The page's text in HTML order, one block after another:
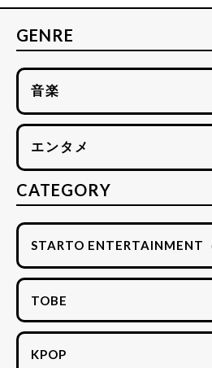
GENRE
音楽
エンタメ
CATEGORY
STARTO ENTERTAINMENT
TOBE
KPOP